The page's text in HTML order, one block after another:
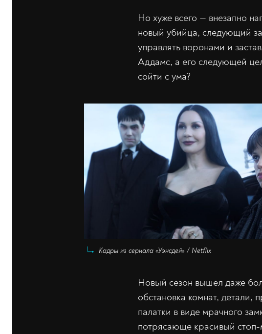
Но хуже всего — внезапно
новый убийца, следующий
управлять воронами и
Аддамс, а его следующей
сойти с ума?
Кадры из сериала «Уэнсдей» / Netflix
Новый сезон вышел даже
обстановка комнат, детали,
палатки в виде мрачного
потрясающе красивый